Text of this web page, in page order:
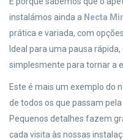
instalámos ainda a Necta
prática e variada, com
Ideal para uma pausa
simplesmente para tornar a
Este é mais um exemplo do
de todos os que passam pela
Pequenos detalhes fazem
cada visita às nossas